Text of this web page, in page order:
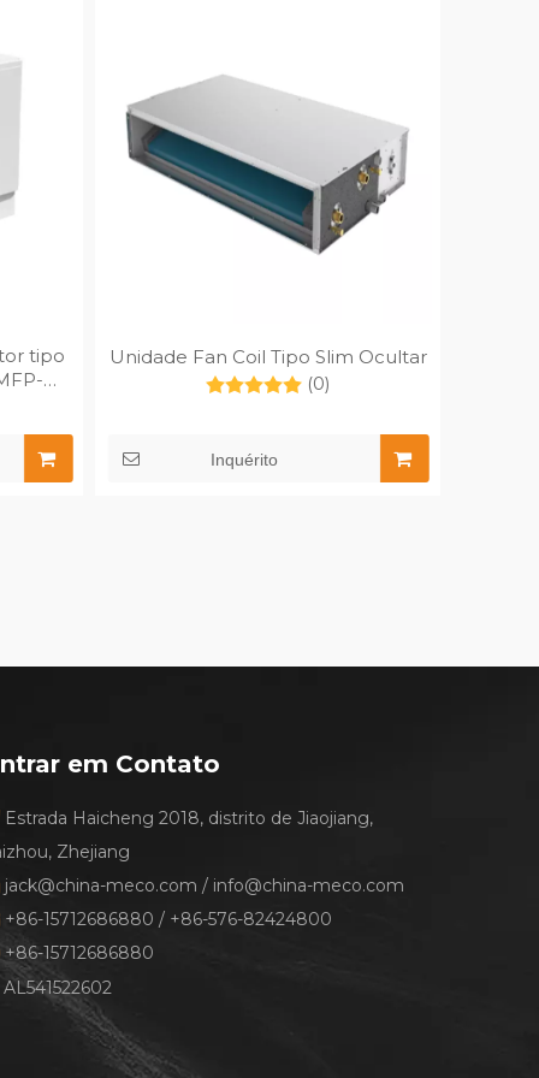
tipo
Unidade Fan Coil Tipo Slim Ocultar
(0)
Inquérito
em Contato
Estrada Haicheng 2018, distrito de Jiaojiang,
Zhejiang
jack@china-meco.com / info@china-meco.com
+86-15712686880 / +86-576-82424800
+86-15712686880
AL541522602